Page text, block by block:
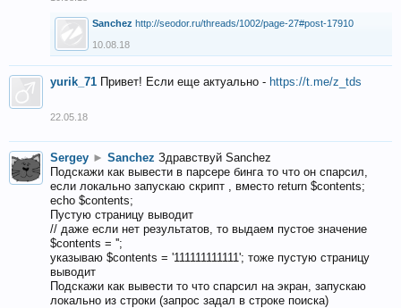
Sanchez http://seodor.ru/threads/1002/page-27#post-17910
10.08.18
yurik_71 Привет! Если еще актуально - https://t.me/z_tds
22.05.18
Sergey ► Sanchez Здравствуй Sanchez
Подскажи как вывести в парсере бинга то что он спарсил,
если локально запускаю скрипт , вместо return $contents;
echo $contents;
Пустую страницу выводит
// даже если нет результатов, то выдаем пустое значение
$contents = '';
указываю $contents = '111111111111'; тоже пустую страницу
выводит
Подскажи как вывести то что спарсил на экран, запускаю
локально из строки (запрос задал в строке поиска)